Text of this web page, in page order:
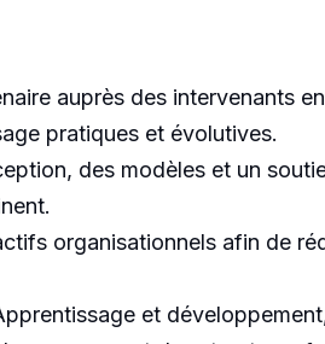
auprès des intervenants
pratiques et évolutives.
des modèles et un
organisationnels afin de
et